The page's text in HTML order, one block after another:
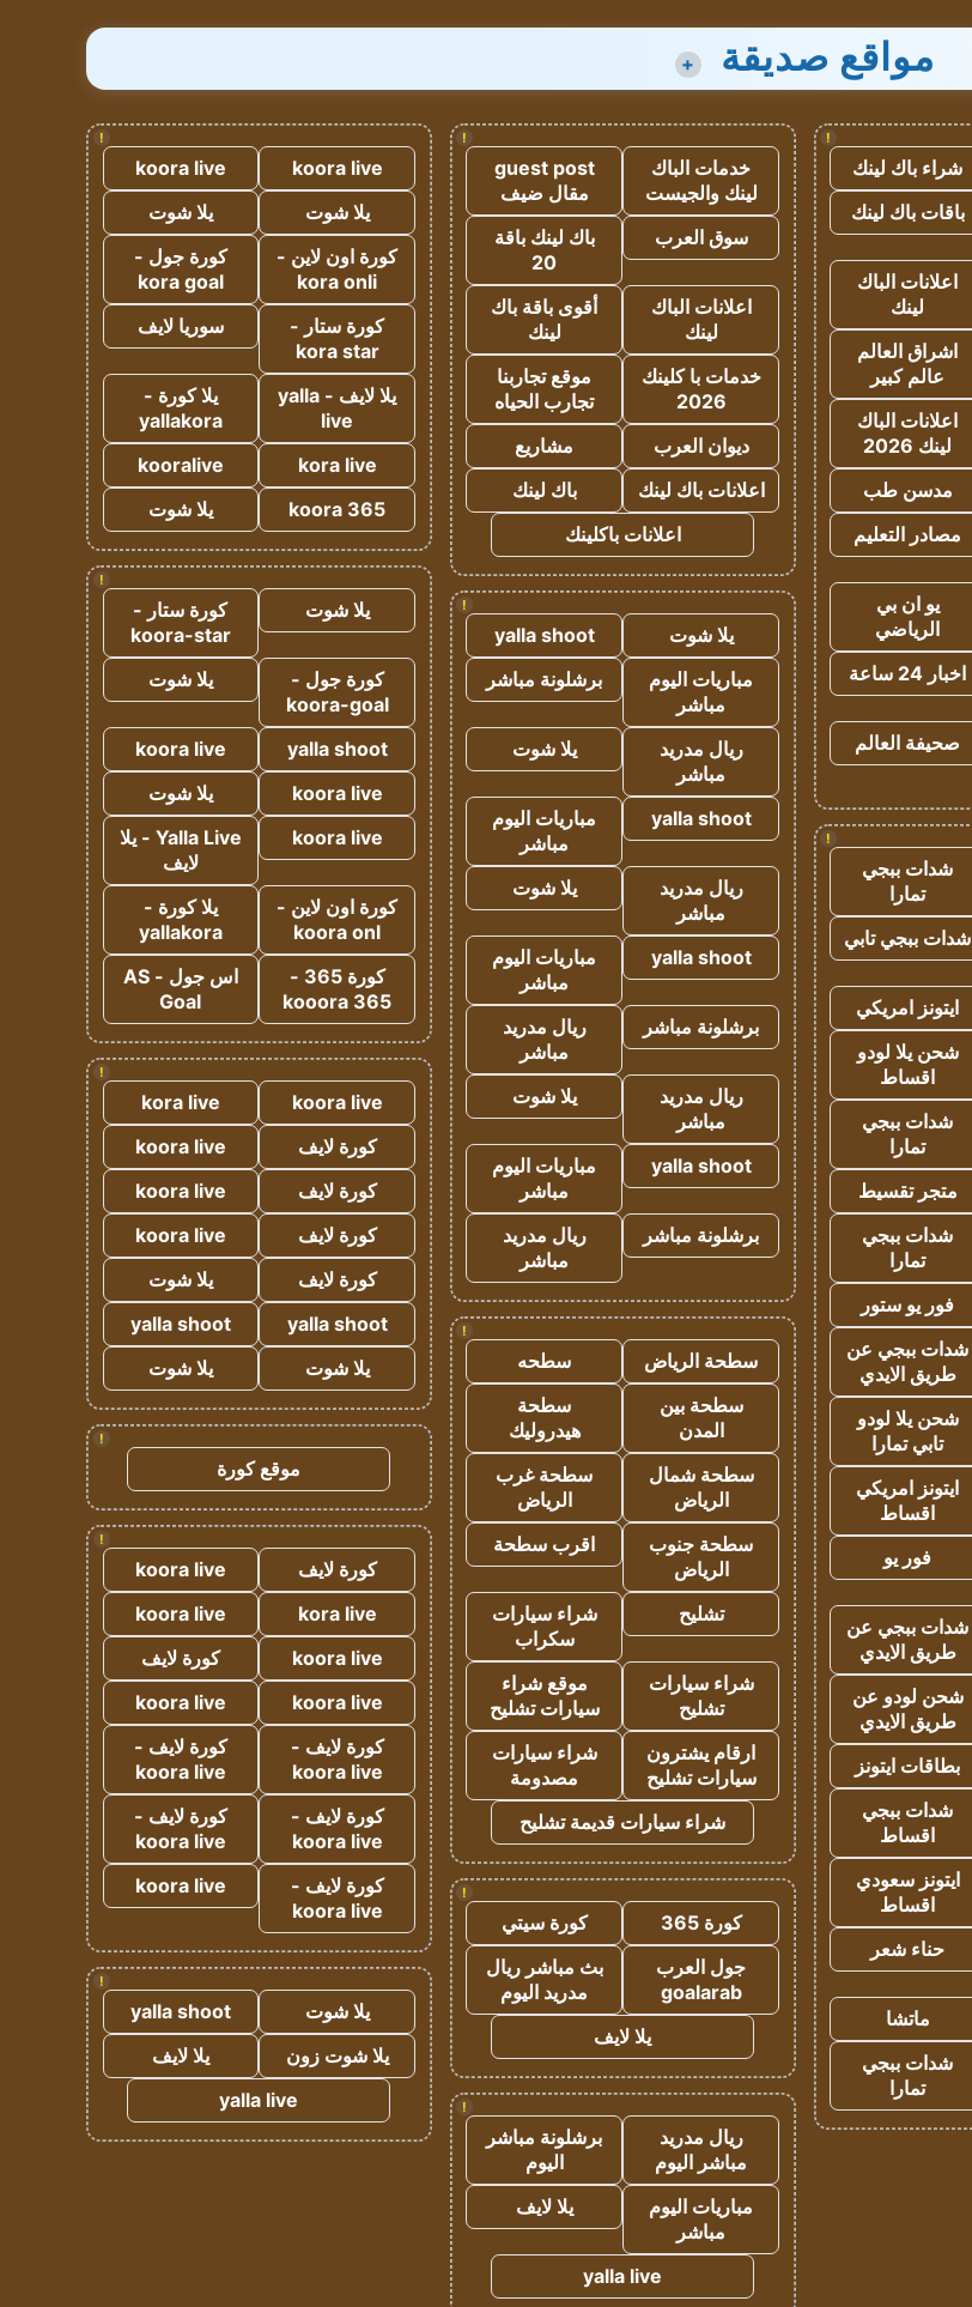
مواقع صديقة +
!
شراء باك لينك
باقات باك لينك
اعلانات الباك
لينك
اشراق العالم
عالم كبير
اعلانات الباك
لينك 2026
مدسن طب
مصادر التعليم
يو ان بي
الرياضي
اخبار 24 ساعة
صحيفة العالم
!
شدات ببجي
تمارا
شدات ببجي تابي
ايتونز امريكي
شحن يلا لودو
اقساط
شدات ببجي
تمارا
متجر تقسيط
شدات ببجي
تمارا
فور يو ستور
شدات ببجي عن
طريق الايدي
شحن يلا لودو
تابي تمارا
ايتونز امريكي
اقساط
فور يو
شدات ببجي عن
طريق الايدي
شحن لودو عن
طريق الايدي
بطاقات ايتونز
شدات ببجي
اقساط
ايتونز سعودي
اقساط
حناء شعر
ماتشا
شدات ببجي
تمارا
!
خدمات الباك
لينك والجيست
guest post
مقال ضيف
سوق العرب
باك لينك باقة
20
اعلانات الباك
لينك
أقوى باقة باك
لينك
خدمات با كلينك
2026
موقع تجاربنا
تجارب الحياه
ديوان العرب
مشاريع
اعلانات باك لينك
باك لينك
اعلانات باكلينك
!
يلا شوت
yalla shoot
مباريات اليوم
مباشر
برشلونة مباشر
ريال مدريد
مباشر
يلا شوت
yalla shoot
مباريات اليوم
مباشر
ريال مدريد
مباشر
يلا شوت
yalla shoot
مباريات اليوم
مباشر
برشلونة مباشر
ريال مدريد
مباشر
ريال مدريد
مباشر
يلا شوت
yalla shoot
مباريات اليوم
مباشر
برشلونة مباشر
ريال مدريد
مباشر
!
سطحة الرياض
سطحه
سطحة بين
المدن
سطحة
هيدروليك
سطحة شمال
الرياض
سطحة غرب
الرياض
سطحة جنوب
الرياض
اقرب سطحة
تشليح
شراء سيارات
سكراب
شراء سيارات
تشليح
موقع شراء
سيارات تشليح
ارقام يشترون
سيارات تشليح
شراء سيارات
مصدومة
شراء سيارات قديمة تشليح
!
كورة 365
كورة سيتي
جول العرب
goalarab
بث مباشر ريال
مدريد اليوم
يلا لايف
!
ريال مدريد
مباشر اليوم
برشلونة مباشر
اليوم
مباريات اليوم
مباشر
يلا لايف
yalla live
!
koora live
koora live
يلا شوت
يلا شوت
كورة اون لاين -
kora onli
كورة جول -
kora goal
كورة ستار -
kora star
سوريا لايف
يلا لايف - yalla
live
يلا كورة -
yallakora
kora live
kooralive
koora 365
يلا شوت
!
يلا شوت
كورة ستار -
koora-star
كورة جول -
koora-goal
يلا شوت
yalla shoot
koora live
koora live
يلا شوت
koora live
Yalla Live - يلا
لايف
كورة اون لاين -
koora onl
يلا كورة -
yallakora
كورة 365 -
kooora 365
اس جول - AS
Goal
!
koora live
kora live
كورة لايف
koora live
كورة لايف
koora live
كورة لايف
koora live
كورة لايف
يلا شوت
yalla shoot
yalla shoot
يلا شوت
يلا شوت
!
موقع كورة
!
كورة لايف
koora live
kora live
koora live
koora live
كورة لايف
koora live
koora live
كورة لايف -
koora live
كورة لايف -
koora live
كورة لايف -
koora live
كورة لايف -
koora live
كورة لايف -
koora live
koora live
!
يلا شوت
yalla shoot
يلا شوت زون
يلا لايف
yalla live